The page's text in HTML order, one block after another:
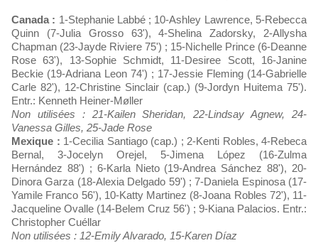
Canada : 1-Stephanie Labbé ; 10-Ashley Lawrence, 5-Rebecca
Quinn (7-Julia Grosso 63'), 4-Shelina Zadorsky, 2-Allysha
Chapman (23-Jayde Riviere 75') ; 15-Nichelle Prince (6-Deanne
Rose 63'), 13-Sophie Schmidt, 11-Desiree Scott, 16-Janine
Beckie (19-Adriana Leon 74') ; 17-Jessie Fleming (14-Gabrielle
Carle 82'), 12-Christine Sinclair (cap.) (9-Jordyn Huitema 75').
Entr.: Kenneth Heiner-Møller
Non utilisées : 21-Kailen Sheridan, 22-Lindsay Agnew, 24-
Vanessa Gilles, 25-Jade Rose
Mexique : 1-Cecilia Santiago (cap.) ; 2-Kenti Robles, 4-Rebeca
Bernal, 3-Jocelyn Orejel, 5-Jimena López (16-Zulma
Hernández 88') ; 6-Karla Nieto (19-Andrea Sánchez 88'), 20-
Dinora Garza (18-Alexia Delgado 59') ; 7-Daniela Espinosa (17-
Yamile Franco 56'), 10-Katty Martinez (8-Joana Robles 72'), 11-
Jacqueline Ovalle (14-Belem Cruz 56') ; 9-Kiana Palacios. Entr.:
Christopher Cuéllar
Non utilisées : 12-Emily Alvarado, 15-Karen Díaz